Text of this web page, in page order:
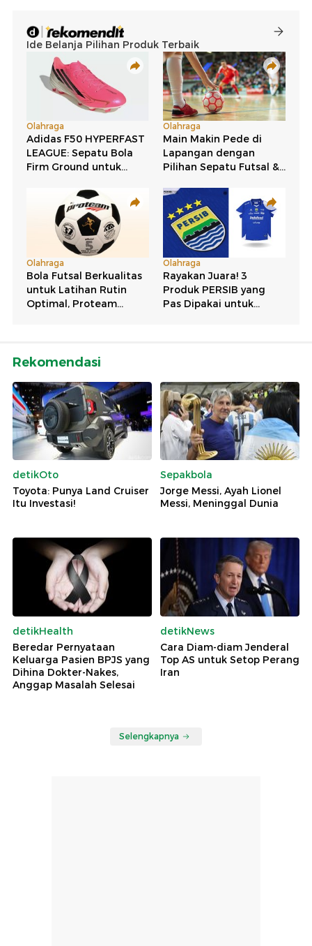
Rekomendasi
detikOto
Toyota: Punya Land Cruiser
Itu Investasi!
Sepakbola
Jorge Messi, Ayah Lionel
Messi, Meninggal Dunia
detikHealth
Beredar Pernyataan
Keluarga Pasien BPJS yang
Dihina Dokter-Nakes,
Anggap Masalah Selesai
detikNews
Cara Diam-diam Jenderal
Top AS untuk Setop Perang
Iran
Selengkapnya